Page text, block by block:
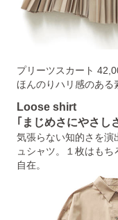
プリーツスカート
ほんのりハリ感のある
Loose shirt
｢まじめさにやさし
気張らない知的さを演
ュシャツ。１枚はも
自在。